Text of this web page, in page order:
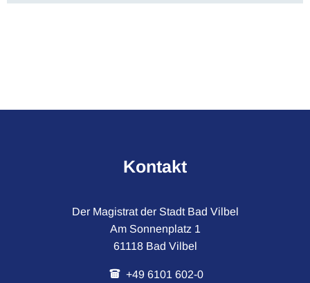
Kontakt
Der Magistrat der Stadt Bad Vilbel
Am Sonnenplatz 1
61118 Bad Vilbel
+49 6101 602-0